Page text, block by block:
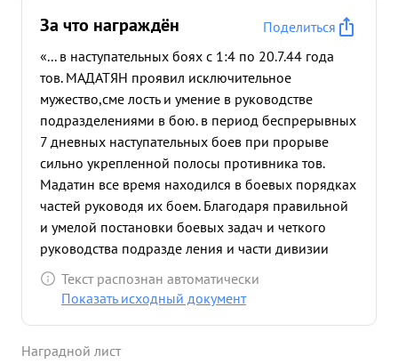
За что награждён
Поделиться
«... в наступательных боях с 1:4 по 20.7.44 года
тов. МАДАТЯН проявил исключительное
мужество,сме лость и умение в руководстве
подразделениями в бою. в период беспрерывных
7 дневных наступательных боев при прорыве
сильно укрепленной полосы противника тов.
Мадатин все время находился в боевых порядках
частей руководя их боем. Благодаря правильной
и умелой постановки боевых задач и четкого
руководства подразде ления и части дивизии
своевременно выполняли все боевые приказы
командования. Преследуя отступающего
населенные пункты: Станин, м. Стоянув, Павлув
Текст распознан автоматически
Показать исходный документ
Наградной лист